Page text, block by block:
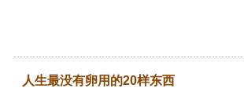
人生最没有卵用的20样东西